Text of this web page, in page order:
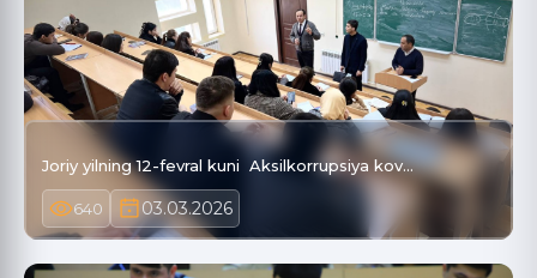
Joriy yilning 12-fevral kuni Aksilkorrupsiya kov…
640 03.03.2026